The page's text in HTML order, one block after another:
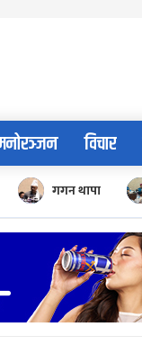
विचार
गगन थापा